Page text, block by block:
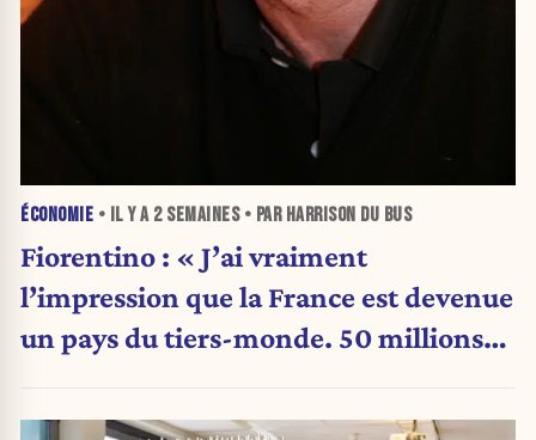
ÉCONOMIE • IL Y A 2 SEMAINES• PAR HARRISON DU BUS
Fiorentino : « J’ai vraiment
l’impression que la France est devenue
un pays du tiers-monde. 50 millions
»